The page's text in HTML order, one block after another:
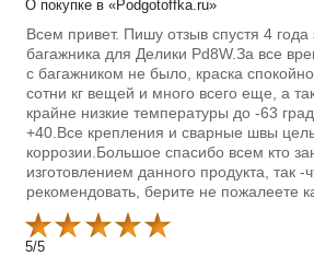
О покупке в «Podgotoffka.ru»
Всем привет. Пишу отзыв спустя 4 года
багажника для Делики Pd8W.За все
с багажником не было, краска
сотни кг вещей и много всего еще, а
крайне низкие температуры до -63
+40.Все крепления и сварные швы
коррозии.Большое спасибо всем кто
изготовлением данного продукта, так -
рекомендовать, берите не пожалеете
5/5